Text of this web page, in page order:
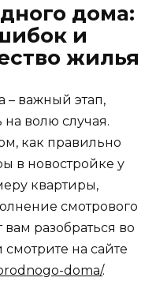
дома:
и
жилья
– важный этап,
на волю случая.
как правильно
в новостройке у
квартиры,
смотрового
вам разобраться во
на сайте
doma/.